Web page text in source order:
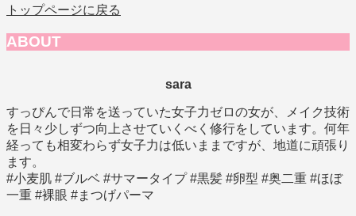
トップページに戻る
ABOUT
sara
すっぴんで日常を送っていた女子力ゼロの女が、メイク技術
を日々少しずつ向上させていくべく修行をしています。何年
経っても相変わらず女子力は低いままですが、地道に頑張り
ます。
#小麦肌 #ブルベ #サマータイプ #黒髪 #卵型 #奥二重 #ほぼ
一重 #裸眼 #まつげパーマ